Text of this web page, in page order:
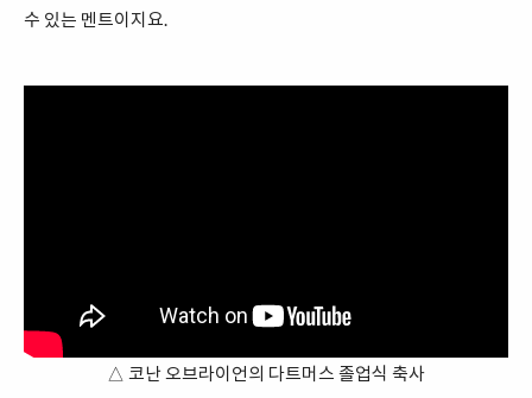
수 있는 멘트이지요.
△ 코난 오브라이언의 다트머스 졸업식 축사